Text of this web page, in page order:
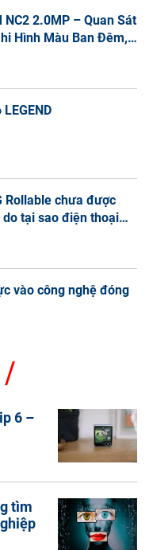
NC2 2.0MP – Quan Sát
Hình Màu Ban Đêm,
Rollable chưa được
tại sao điện thoại
vào công nghệ đóng
6 –
tìm